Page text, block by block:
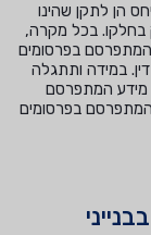
הן לתקן שהינו
בחלקו. בכל מקרה,
המתפרסם בפרסומים
במידה ותתגלה
מידע המתפרסם
בפרסומים